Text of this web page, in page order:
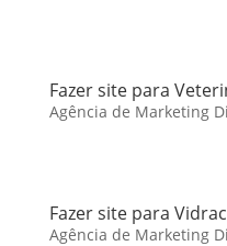
Fazer site para
Agência de Marketing
Fazer site para
Agência de Marketing